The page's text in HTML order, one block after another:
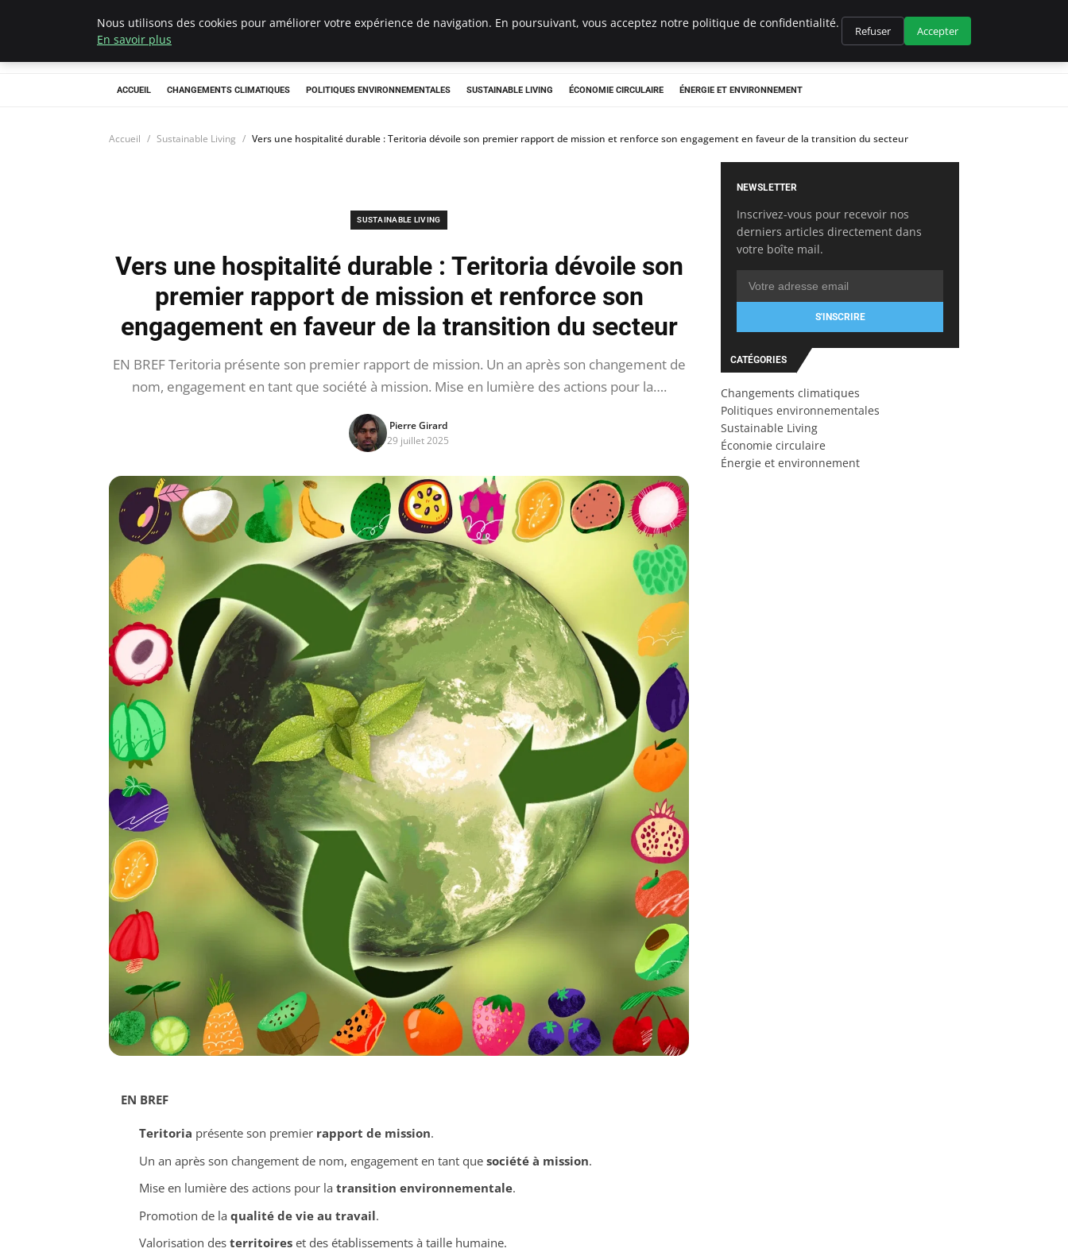
Climategatecountryclub.com
ACCUEIL CHANGEMENTS CLIMATIQUES POLITIQUES ENVIRONNEMENTALES SUSTAINABLE LIVING ÉCONOMIE CIRCULAIRE ÉNERGIE ET ENVIRONNEMENT
Accueil Sustainable Living Vers une hospitalité durable : Teritoria dévoile son premier rapport de mission et renforce son engagement en faveur de la transition du secteur
SUSTAINABLE LIVING
Vers une hospitalité durable : Teritoria dévoile son
premier rapport de mission et renforce son
engagement en faveur de la transition du secteur
EN BREF Teritoria présente son premier rapport de mission. Un an après son changement de
nom, engagement en tant que société à mission. Mise en lumière des actions pour la….
Pierre Girard
29 juillet 2025
EN BREF
Teritoria présente son premier rapport de mission.
Un an après son changement de nom, engagement en tant que société à mission.
Mise en lumière des actions pour la transition environnementale.
Promotion de la qualité de vie au travail.
Valorisation des territoireset des établissements à taille humaine.
NEWSLETTER
Inscrivez-vous pour recevoir nos
derniers articles directement dans
votre boîte mail.
S'INSCRIRE
CATÉGORIES
Changements climatiques
Politiques environnementales
Sustainable Living
Économie circulaire
Énergie et environnement
Nous utilisons des cookies pour améliorer votre expérience de navigation. En poursuivant, vous acceptez notre politique de confidentialité.
En savoir plus
Refuser Accepter